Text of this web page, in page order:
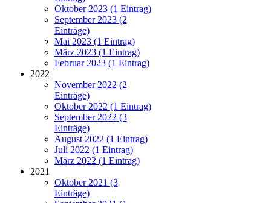
Oktober 2023 (1 Eintrag)
September 2023 (2
Einträge)
Mai 2023 (1 Eintrag)
März 2023 (1 Eintrag)
Februar 2023 (1 Eintrag)
2022
November 2022 (2
Einträge)
Oktober 2022 (1 Eintrag)
September 2022 (3
Einträge)
August 2022 (1 Eintrag)
Juli 2022 (1 Eintrag)
März 2022 (1 Eintrag)
2021
Oktober 2021 (3
Einträge)